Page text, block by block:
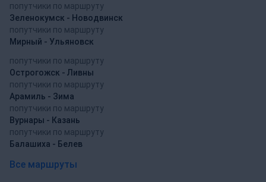
попутчики по маршруту
Зеленокумск - Новодвинск
попутчики по маршруту
Мирный - Ульяновск
попутчики по маршруту
Острогожск - Ливны
попутчики по маршруту
Арамиль - Зима
попутчики по маршруту
Вурнары - Казань
попутчики по маршруту
Балашиха - Белев
Все маршруты